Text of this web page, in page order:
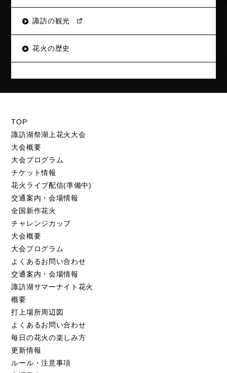
諏訪の観光
花火の歴史
TOP
諏訪湖祭湖上花火大会
大会概要
大会プログラム
チケット情報
花火ライブ配信(準備中)
交通案内・会場情報
全国新作花火
チャレンジカップ
大会概要
大会プログラム
よくあるお問い合わせ
交通案内・会場情報
諏訪湖サマーナイト花火
概要
打上場所周辺図
よくあるお問い合わせ
毎日の花火の楽しみ方
更新情報
ルール・注意事項